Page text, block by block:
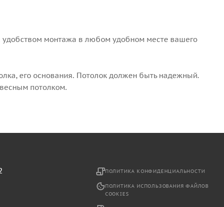
монтажа в любом удобном месте вашего
его основания. Потолок должен быть надежный.
потолком.
ПОЛИТИКА КОНФИДЕНЦИАЛЬНОСТИ
ПОЛИТИКА ИСПОЛЬЗОВАНИЯ ФАЙЛОВ
COOKIES